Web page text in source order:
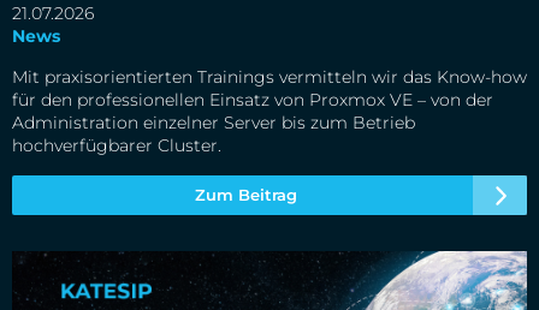
21.07.2026
News
Mit praxisorientierten Trainings vermitteln wir das Know-how
für den professionellen Einsatz von Proxmox VE – von der
Administration einzelner Server bis zum Betrieb
hochverfügbarer Cluster.
Zum Beitrag